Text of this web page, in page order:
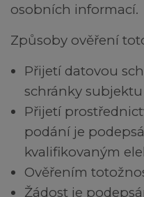
osobních informací.
Způsoby ověření
Přijetí datovou
schránky
Přijetí
podání je
kvalifikovaným
Ověřením
Žádost je